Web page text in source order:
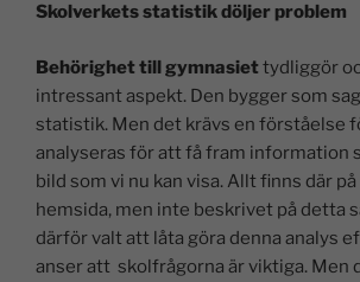
Skolverkets statistik döljer problem
Behörighet till gymnasiettydliggör
intressant aspekt. Den bygger som
statistik. Men det krävs en förståelse
analyseras för att få fram information
bild som vi nu kan visa. Allt finns där
hemsida, men inte beskrivet på detta
därför valt att låta göra denna analys
anser att skolfrågorna är viktiga. Men